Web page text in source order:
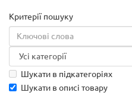
Критерії пошуку
Шукати в підкатегоріях
Шукати в описі товару